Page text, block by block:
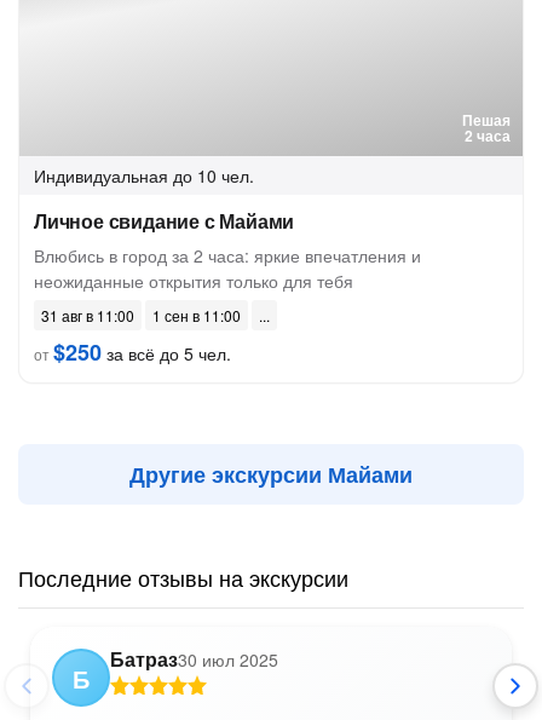
Пешая
2 часа
Индивидуальная до 10 чел.
Личное свидание с Майами
Влюбись в город за 2 часа: яркие впечатления и
неожиданные открытия только для тебя
31 авг в 11:00
1 сен в 11:00
от$250 за всё до 5 чел.
Другие экскурсии Майами
Последние отзывы на экскурсии
Б
Батраз30 июл 2025